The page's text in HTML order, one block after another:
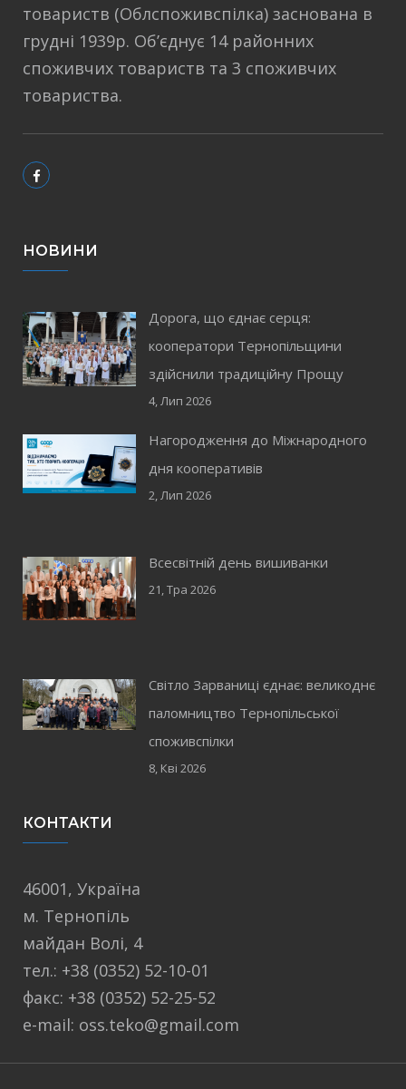
товариств (Облспоживспілка) заснована в
грудні 1939р. Об’єднує 14 районних
споживчих товариств та 3 споживчих
товариства.
НОВИНИ
Дорога, що єднає серця:
кооператори Тернопільщини
здійснили традиційну Прощу
4, Лип 2026
Нагородження до Міжнародного
дня кооперативів
2, Лип 2026
Всесвітній день вишиванки
21, Тра 2026
Світло Зарваниці єднає: великоднє
паломництво Тернопільської
споживспілки
8, Кві 2026
КОНТАКТИ
46001, Україна
м. Тернопіль
майдан Волі, 4
тел.: +38 (0352) 52-10-01
факс: +38 (0352) 52-25-52
e-mail: oss.teko@gmail.com